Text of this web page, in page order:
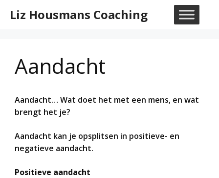
naarLiz Housmans Coaching
Aandacht
Aandacht… Wat doet het met een mens, en wat
brengt het je?
Aandacht kan je opsplitsen in positieve- en
negatieve aandacht.
Positieve aandacht